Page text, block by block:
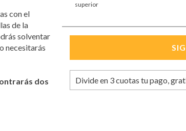
con el
de la
solventar
necesitarás
dos
superior
Divide en 3 cuotas tu pago,